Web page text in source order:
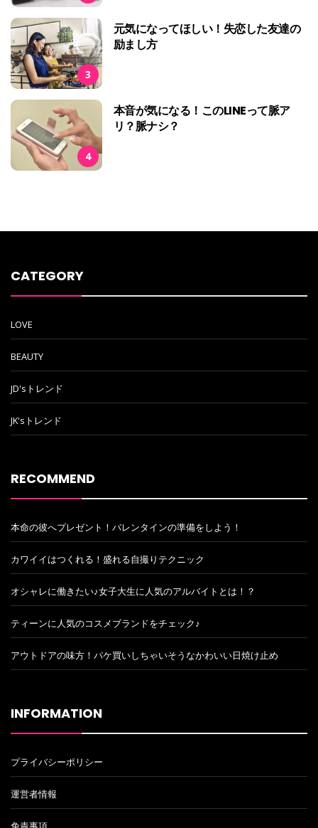
3
元気になってほしい！失恋した友達の
励まし方
4
本音が気になる！このLINEって脈ア
リ？脈ナシ？
CATEGORY
LOVE
BEAUTY
JD'sトレンド
JK'sトレンド
RECOMMEND
本命の彼へプレゼント！バレンタインの準備をしよう！
カワイイはつくれる！盛れる自撮りテクニック
オシャレに働きたい♪女子大生に人気のアルバイトとは！？
ティーンに人気のコスメブランドをチェック♪
アウトドアの味方！パケ買いしちゃいそうなかわいい日焼け止め
INFORMATION
プライバシーポリシー
運営者情報